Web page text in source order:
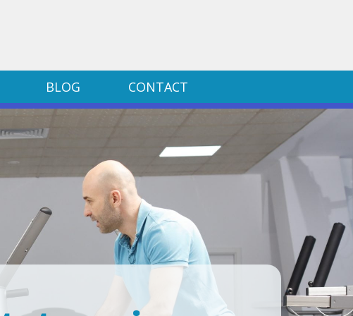
BLOG CONTACT